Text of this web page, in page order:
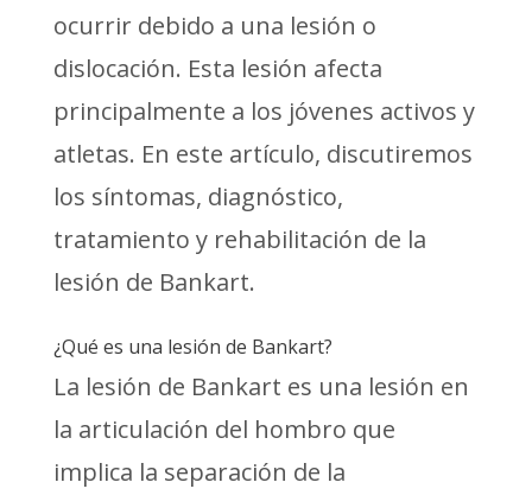
ocurrir debido a una lesión o
dislocación. Esta lesión afecta
principalmente a los jóvenes activos y
atletas. En este artículo, discutiremos
los síntomas, diagnóstico,
tratamiento y rehabilitación de la
lesión de Bankart.
¿Qué es una lesión de Bankart?
La lesión de Bankart es una lesión en
la articulación del hombro que
implica la separación de la